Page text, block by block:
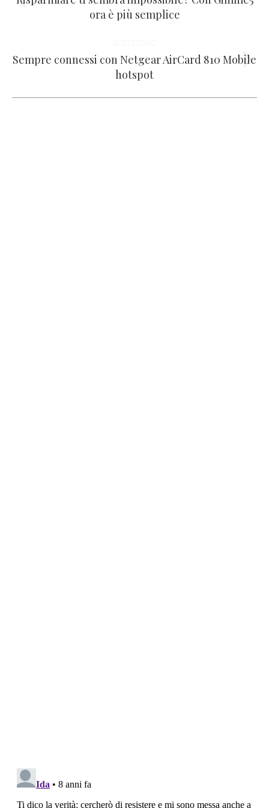
post
Post
precedente:
ora è più semplice
Prossimo
post:
Sempre connessi con Netgear AirCard 810 Mobile
hotspot